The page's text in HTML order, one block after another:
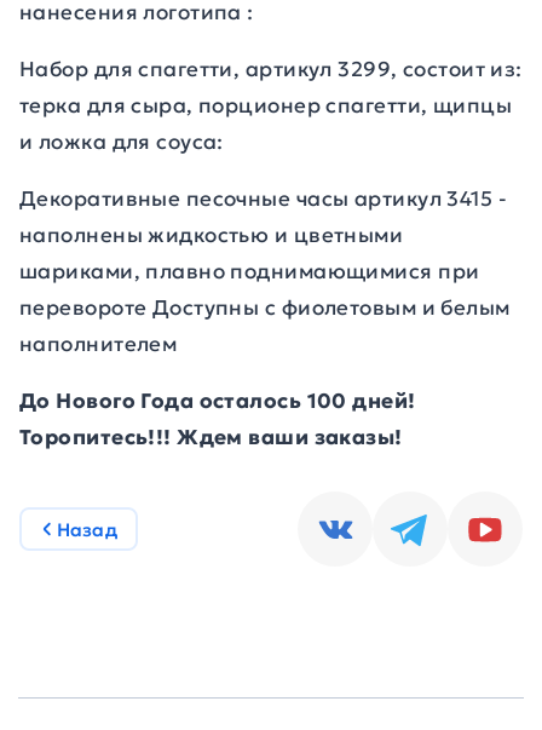
нанесения логотипа :
Набор для спагетти, артикул 3299, состоит из:
терка для сыра, порционер спагетти, щипцы
и ложка для соуса:
Декоративные песочные часы артикул 3415 -
наполнены жидкостью и цветными
шариками, плавно поднимающимися при
перевороте Доступны с фиолетовым и белым
наполнителем
До Нового Года осталось 100 дней!
Торопитесь!!! Ждем ваши заказы!
Назад